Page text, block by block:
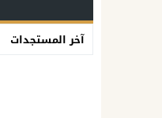
آخر المستجدات
مراكش تحتفي بتراثها